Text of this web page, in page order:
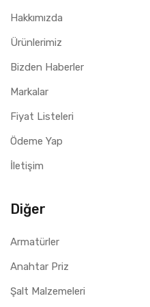
ABB kalite ve güvenilirliği
Elektrik tesisatlarında hassas
Hakkımızda
Ürünlerimiz
Bizden Haberler
Markalar
Fiyat Listeleri
Ödeme Yap
İletişim
Diğer
Armatürler
Anahtar Priz
Şalt Malzemeleri